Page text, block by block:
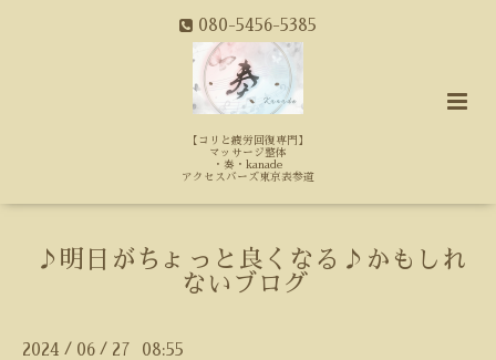
080-5456-5385
【コリと疲労回復専門】
マッサージ整体
・奏・kanade
アクセスバーズ東京表参道
♪明日がちょっと良くなる♪かもしれ
ないブログ
2024 / 06 / 27 08:55